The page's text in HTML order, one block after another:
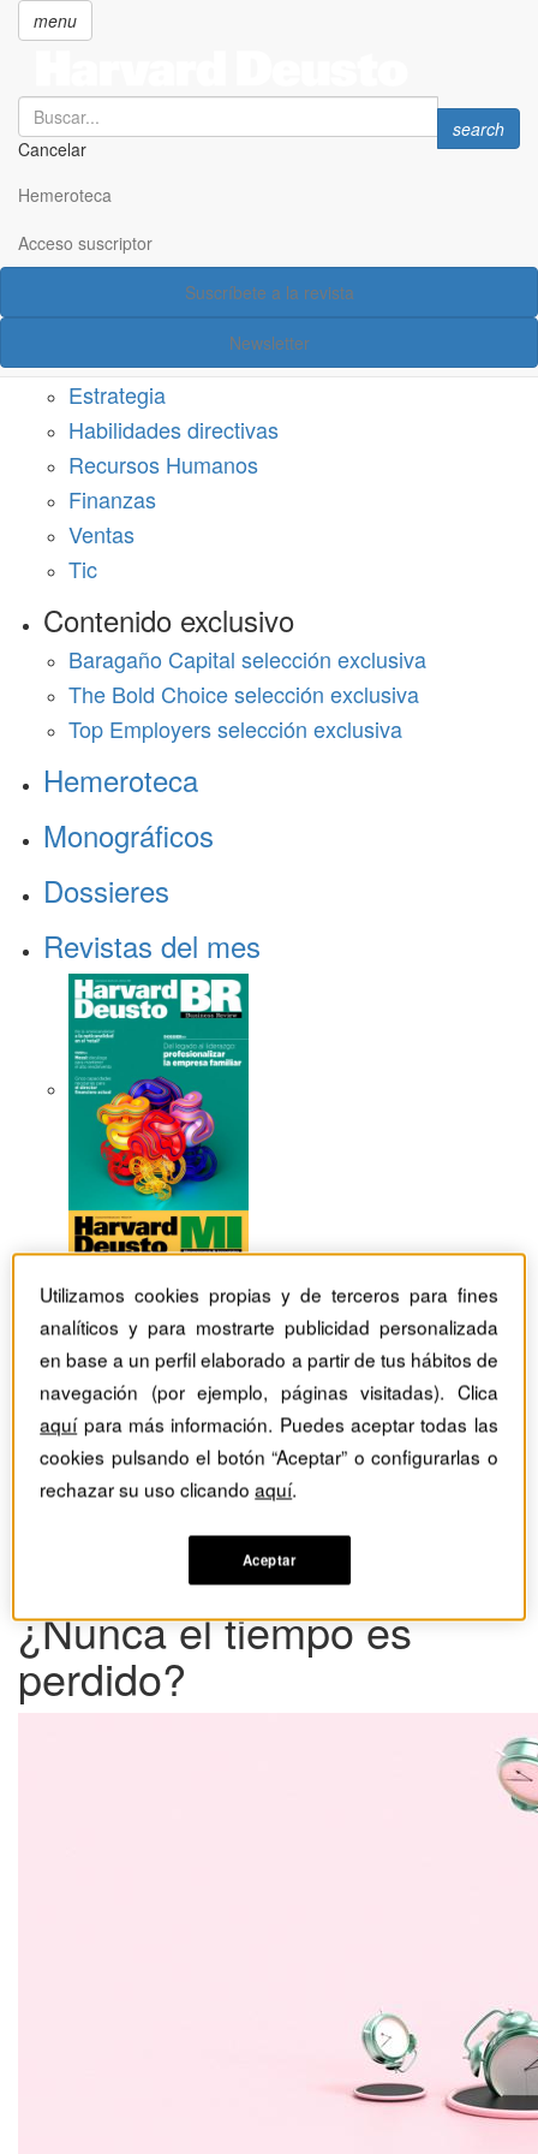
principal
menu
Search
Cancelar
Search
search
Hemeroteca
Acceso suscriptor
Suscríbete a la revista
Newsletter
Acceso suscriptor
Estrategia
Habilidades directivas
Recursos Humanos
Finanzas
Ventas
Tic
Contenido exclusivo
Baragaño Capital selección exclusiva
The Bold Choice selección exclusiva
Top Employers selección exclusiva
Hemeroteca
Monográficos
Dossieres
Revistas del mes
Revistas Harvard Deusto
Habilidades directivas
¿Nunca el tiempo es perdido?
¿Nunca el tiempo es
perdido?
Utilizamos cookies propias y de terceros para fines
analíticos y para mostrarte publicidad personalizada
en base a un perfil elaborado a partir de tus hábitos de
navegación (por ejemplo, páginas visitadas). Clica
aquípara más información. Puedes aceptar todas las
cookies pulsando el botón “Aceptar” o configurarlas o
rechazar su uso clicandoaquí.
Aceptar